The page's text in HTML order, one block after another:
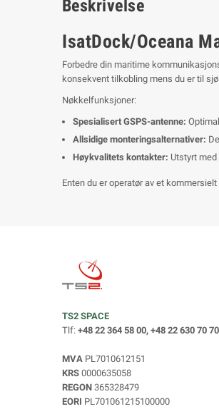
Beskrivelse
IsatDock/Oceana
Forbedre din maritime
konsekvent tilkobling mens du er til
Nøkkelfunksjoner:
Spesialisert GSPS-antenne:
Allsidige monteringsalternativer:
Høykvalitets kontakter: Utstyrt
Enten du er operatør av et
TS2 SPACE
Tlf: +48 22 364 58 00, +48 22 630 70 70
MVA PL7010612151
KRS 0000635058
REGON 365328479
EORI PL701061215100000